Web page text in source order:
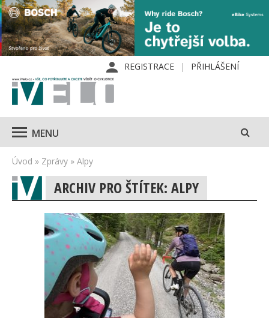
REGISTRACE PŘIHLÁŠENÍ
MENU
Úvod » Zprávy » Alpy
ARCHIV PRO ŠTÍTEK: ALPY